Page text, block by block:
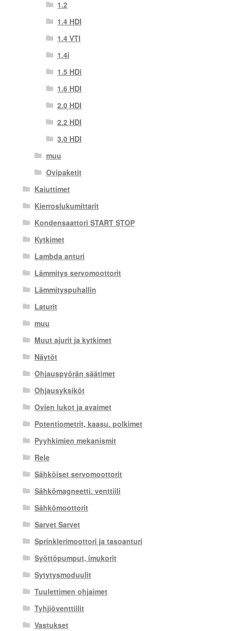
1.2
1.4 HDI
1.4 VTI
1.4i
1.5 HDi
1.6 HDI
2.0 HDI
2.2 HDI
3.0 HDI
muu
Ovipaketit
Kaiuttimet
Kierroslukumittarit
Kondensaattori START STOP
Kytkimet
Lambda anturi
Lämmitys servomoottorit
Lämmityspuhallin
Laturit
muu
Muut ajurit ja kytkimet
Näytöt
Ohjauspyörän säätimet
Ohjausyksiköt
Ovien lukot ja avaimet
Potentiometrit, kaasu. polkimet
Pyyhkimien mekanismit
Rele
Sähköiset servomoottorit
Sähkömagneetti. venttiili
Sähkömoottorit
Sarvet Sarvet
Sprinklerimoottori ja tasoanturi
Syöttöpumput, imukorit
Sytytysmoduulit
Tuulettimen ohjaimet
Tyhjiöventtiilit
Vastukset